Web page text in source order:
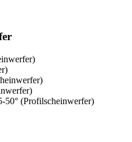
50° (Profilscheinwerfer)